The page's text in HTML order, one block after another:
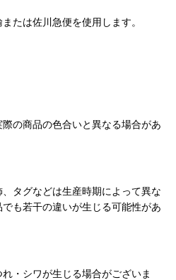
たは佐川急便を使用します。
の商品の色合いと異なる場合があ
タグなどは生産時期によって異な
も若干の違いが生じる可能性があ
・シワが生じる場合がございま